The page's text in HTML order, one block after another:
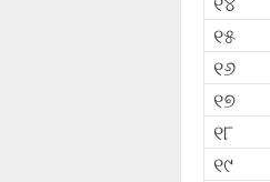
୧୫
୧୬
୧୭
୧୮
୧୯